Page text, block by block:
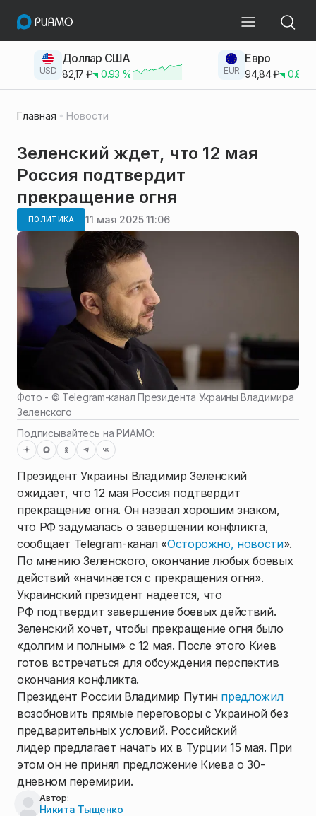
USD
Доллар США
82,17 ₽ 0.93 % EUR
Евро
94,84₽ 0.83
Главная Новости
Зеленский ждет, что 12 мая
Россия подтвердит
прекращение огня
ПОЛИТИКА 11 мая 2025 11:06
Фото - © Telegram-канал Президента Украины Владимира
Зеленского
Подписывайтесь на РИАМО:
Президент Украины Владимир Зеленский
ожидает, что 12 мая Россия подтвердит
прекращение огня. Он назвал хорошим знаком,
что РФ задумалась о завершении конфликта,
сообщает Telegram-канал «Осторожно, новости».
По мнению Зеленского, окончание любых боевых
действий «начинается с прекращения огня».
Украинский президент надеется, что
РФ подтвердит завершение боевых действий.
Зеленский хочет, чтобы прекращение огня было
«долгим и полным» с 12 мая. После этого Киев
готов встречаться для обсуждения перспектив
окончания конфликта.
Президент России Владимир Путин предложил
возобновить прямые переговоры с Украиной без
предварительных условий. Российский
лидер предлагает начать их в Турции 15 мая. При
этом он не принял предложение Киева о 30-
дневном перемирии.
Автор:
Никита Тыщенко